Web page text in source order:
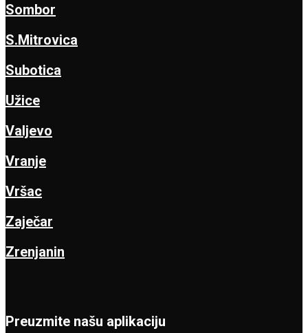
Sombor
S.Mitrovica
Subotica
Užice
Valjevo
Vranje
Vršac
Zaječar
Zrenjanin
Preuzmite našu aplikaciju